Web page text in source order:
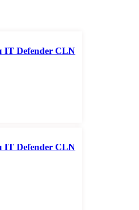
IT Defender CLN
IT Defender CLN